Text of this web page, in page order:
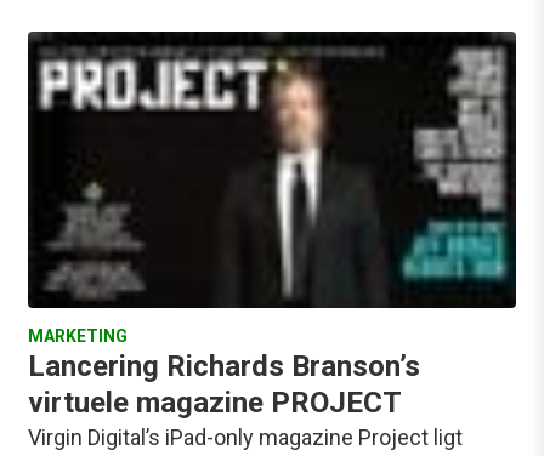
MARKETING
Lancering Richards Branson’s
virtuele magazine PROJECT
Virgin Digital’s iPad-only magazine Project ligt